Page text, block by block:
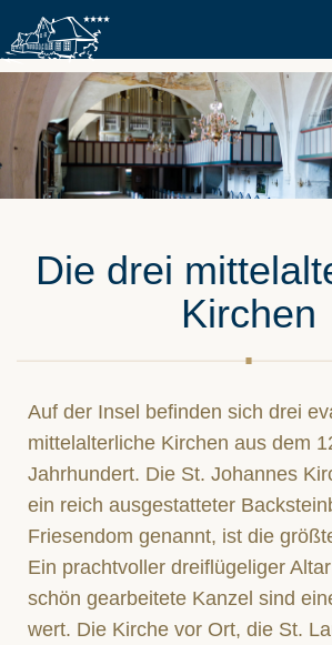
Die drei
Kirchen
Auf der Insel befinden sich drei
mittelalterliche Kirchen aus dem
Jahrhundert. Die St. Johannes
ein reich ausgestatteter
Friesendom genannt, ist die
Ein prachtvoller dreiflügeliger
schön gearbeitete Kanzel sind
wert. Die Kirche vor Ort, die St.